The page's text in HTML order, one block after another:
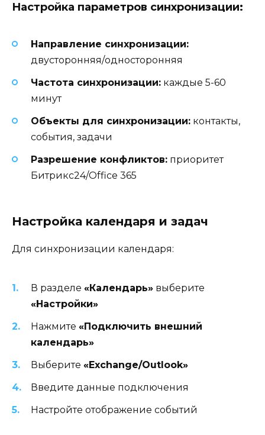
Настройка параметров синхронизации:
Направление синхронизации:
двусторонняя/односторонняя
Частота синхронизации: каждые 5-60
минут
Объекты для синхронизации: контакты,
события, задачи
Разрешение конфликтов: приоритет
Битрикс24/Office 365
Настройка календаря и задач
Для синхронизации календаря:
В разделе «Календарь» выберите
«Настройки»
Нажмите «Подключить внешний
календарь»
Выберите «Exchange/Outlook»
Введите данные подключения
Настройте отображение событий